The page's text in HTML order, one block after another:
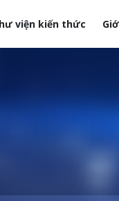
viện kiến thức